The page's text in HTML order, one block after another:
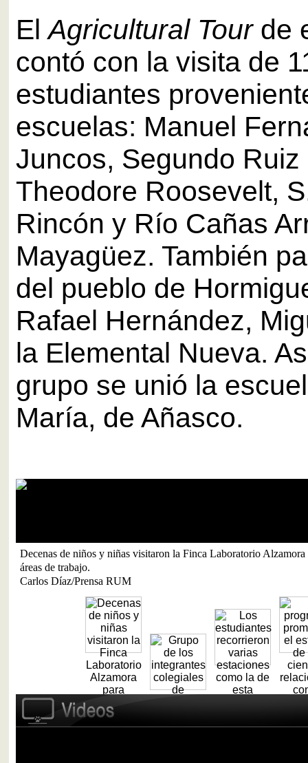
ElAgricultural Tour de
contó con la visita de
estudiantes
escuelas: Manuel
Juncos, Segundo Ruiz
Theodore Roosevelt,
Rincón y Río Cañas
Mayagüez. También
del pueblo de
Rafael Hernández,
la Elemental Nueva.
grupo se unió la
María, de Añasco.
Grupo de los integrantes colegiales de CETARS que participaron
Suministrada